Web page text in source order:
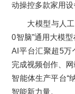
动操控多款家用设
大模型与人
0智脑”通用大模
AI平台汇聚超5万
完成视频创作、
智能体生产平台“
智能新力量。